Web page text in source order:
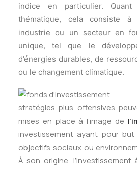
indice en particulier. Quant
thématique, cela consiste
industrie ou un secteur en
unique, tel que le
d’énergies durables, de
ou le changement climatique.
stratégies plus offensives
mises en place à l’image de
investissement ayant pour
objectifs sociaux ou
À son origine,